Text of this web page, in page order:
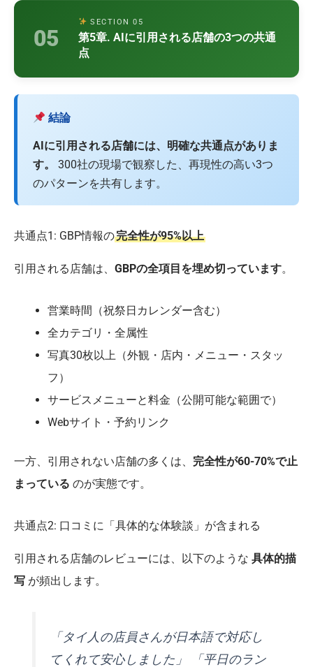
05
SECTION 05
第5章. AIに引用される店舗の3つの共通
点
結論
AIに引用される店舗には、明確な共通点がありま
す。
300社の現場で観察した、再現性の高い3つ
のパターンを共有します。
共通点1: GBP情報の完全性が95%以上
引用される店舗は、 GBPの全項目を埋め切っています。
営業時間（祝祭日カレンダー含む）
全カテゴリ・全属性
写真30枚以上（外観・店内・メニュー・スタッ
フ）
サービスメニューと料金（公開可能な範囲で）
Webサイト・予約リンク
一方、引用されない店舗の多くは、 完全性が60-70%で止
まっている のが実態です。
共通点2: 口コミに「具体的な体験談」が含まれる
引用される店舗のレビューには、以下のような 具体的描
写 が頻出します。
「タイ人の店員さんが日本語で対応し
てくれて安心しました」 「平日のラン